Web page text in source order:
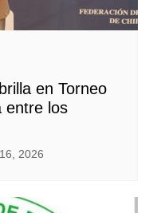
en Torneo
entre los
2026